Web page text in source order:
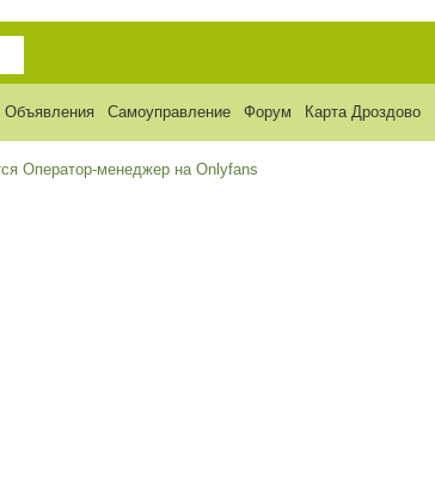
Объявления Самоуправление Форум Карта Дроздово
Оператор-менеджер на Onlyfans